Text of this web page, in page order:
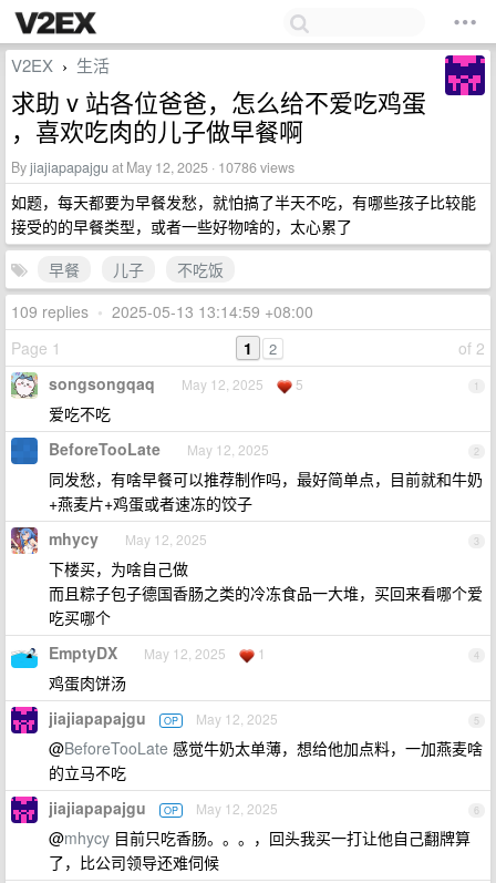
V2EX › 生活
求助 v 站各位爸爸，怎么给不爱吃鸡蛋
，喜欢吃肉的儿子做早餐啊
Byjiajiapapajgu at May 12, 2025 · 10786 views
如题，每天都要为早餐发愁，就怕搞了半天不吃，有哪些孩子比较能
接受的的早餐类型，或者一些好物啥的，太心累了
早餐
儿子
不吃饭
109 replies • 2025-05-13 13:14:59 +08:00
Page 1
of 2
1 2
1
songsongqaq May 12, 2025 5
爱吃不吃
2
BeforeTooLate May 12, 2025
同发愁，有啥早餐可以推荐制作吗，最好简单点，目前就和牛奶
+燕麦片+鸡蛋或者速冻的饺子
3
mhycy May 12, 2025
下楼买，为啥自己做
而且粽子包子德国香肠之类的冷冻食品一大堆，买回来看哪个爱
吃买哪个
4
EmptyDX May 12, 2025 1
鸡蛋肉饼汤
5
jiajiapapajgu OP May 12, 2025
@BeforeTooLate 感觉牛奶太单薄，想给他加点料，一加燕麦啥
的立马不吃
6
jiajiapapajgu OP May 12, 2025
@mhycy 目前只吃香肠。。。，回头我买一打让他自己翻牌算
了，比公司领导还难伺候